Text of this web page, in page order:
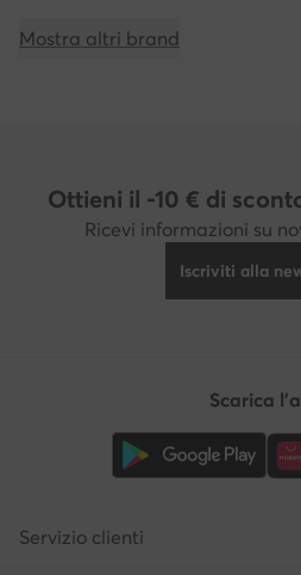
Mostra altri brand
Ottieni il -10 € di
Ricevi informazioni su
Iscriviti alla
Scarica
Servizio clienti